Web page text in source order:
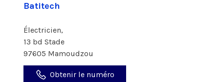
Batitech
Électricien,
13 bd Stade
97605 Mamoudzou
Obtenir le numéro